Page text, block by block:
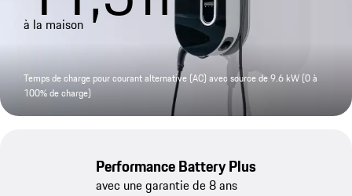
à la maison
Temps de charge pour courant alternative (AC) avec source de 9.6 kW (0 à
100% de charge)
Performance Battery Plus
avec une garantie de 8 ans